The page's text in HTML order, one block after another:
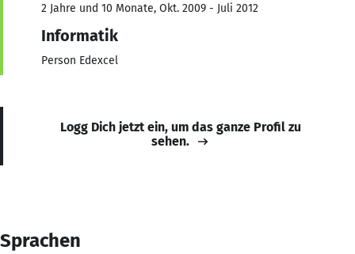
2 Jahre und 10 Monate, Okt. 2009 - Juli 2012
Informatik
Person Edexcel
Logg Dich jetzt ein, um das ganze Profil zu
sehen.
Sprachen